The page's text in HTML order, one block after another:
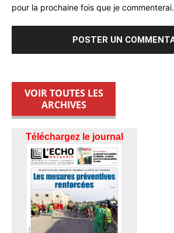
pour la prochaine fois que je commenterai.
VOIR TOUTES LES
ARCHIVES